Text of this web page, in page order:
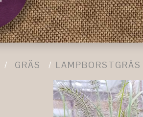
GRÄS LAMPBORSTGRÄS